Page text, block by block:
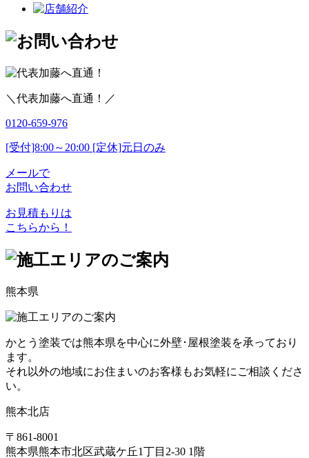
＼代表加藤へ直通！／
0120-659-976
[受付]8:00～20:00 [定休]元日のみ
メールで
お問い合わせ
お見積もりは
こちらから！
熊本県
かとう塗装では熊本県を中心に外壁･屋根塗装を承っており
ます。
それ以外の地域にお住まいのお客様もお気軽にご相談くださ
い。
熊本北店
〒861-8001
熊本県熊本市北区武蔵ケ丘1丁目2-30 1階